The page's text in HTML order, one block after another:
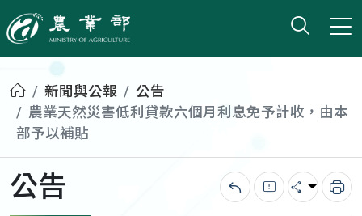
農業部
打開
小版
首頁新聞與公報
公告
農業天然災害低利貸款六個月利息免予計收，由本
部予以補貼
公告 回上一頁錯誤回報
分享 列